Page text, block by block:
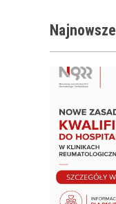
Najnowsze